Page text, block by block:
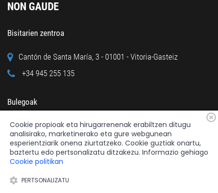
NON GAUDE
Bisitarien zentroa
Cantón de Santa María, 3 - 01001 - Vitoria-Gasteiz
+34 945 255 135
Bulegoak
Calle Cuchillería, 95 - 01001 - Vitoria-Gasteiz
+34 945 122 160
Cookie propioak eta hirugarrenenak erabiltzen ditugu
analisirako, marketinerako eta gure webgunean
esperientziarik onena ziurtatzeko. Cookie guztiak onartu,
baztertu edo pertsonalizatu ditzakezu. Informazio gehiago
Cookie politikan
PERTSONALIZATU